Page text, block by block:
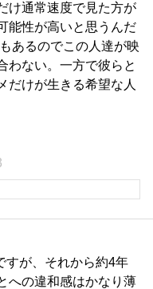
け通常速度で見た方が
能性が高いと思うんだ
あるのでこの人達が映
わない。一方で彼らと
だけが生きる希望な人
すが、それから約4年
への違和感はかなり薄